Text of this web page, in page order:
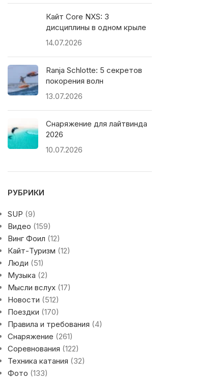
Кайт Core NXS: 3
дисциплины в одном крыле
14.07.2026
Ranja Schlotte: 5 секретов
покорения волн
13.07.2026
Снаряжение для лайтвинда
2026
10.07.2026
РУБРИКИ
SUP (9)
Видео (159)
Винг Фоил (12)
Кайт-Туризм (12)
Люди (51)
Музыка (2)
Мысли вслух(17)
Новости (512)
Поездки (170)
Правила и требования (4)
Снаряжение (261)
Соревнования (122)
Техника катания (32)
Фото (133)